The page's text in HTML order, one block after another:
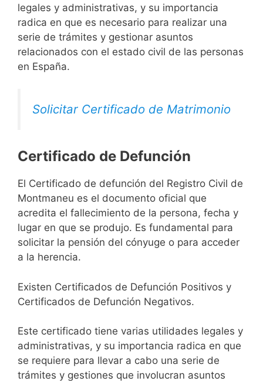
legales y administrativas, y su importancia
radica en que es necesario para realizar una
serie de trámites y gestionar asuntos
relacionados con el estado civil de las personas
en España.
Solicitar Certificado de Matrimonio
Certificado de Defunción
El Certificado de defunción del Registro Civil de
Montmaneu es el documento oficial que
acredita el fallecimiento de la persona, fecha y
lugar en que se produjo. Es fundamental para
solicitar la pensión del cónyuge o para acceder
a la herencia.
Existen Certificados de Defunción Positivos y
Certificados de Defunción Negativos.
Este certificado tiene varias utilidades legales y
administrativas, y su importancia radica en que
se requiere para llevar a cabo una serie de
trámites y gestiones que involucran asuntos